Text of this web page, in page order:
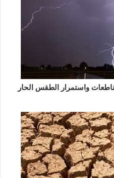
واستمرار الطقس الحار